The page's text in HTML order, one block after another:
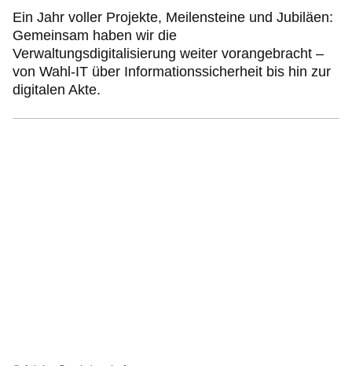
Ein Jahr voller Projekte, Meilensteine und Jubiläen:
Gemeinsam haben wir die
Verwaltungsdigitalisierung weiter vorangebracht –
von Wahl-IT über Informationssicherheit bis hin zur
digitalen Akte.